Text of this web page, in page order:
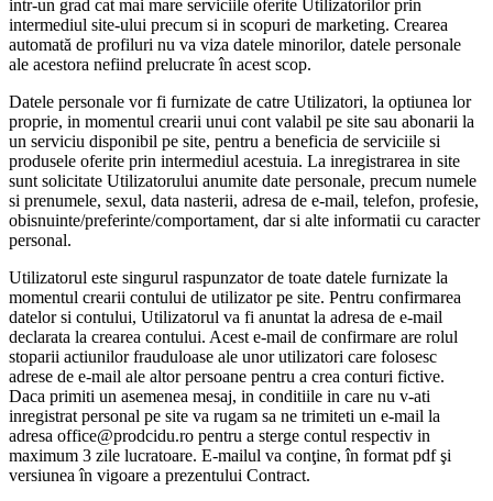
intr-un grad cat mai mare serviciile oferite Utilizatorilor prin
intermediul site-ului precum si in scopuri de marketing. Crearea
automată de profiluri nu va viza datele minorilor, datele personale
ale acestora nefiind prelucrate în acest scop.
Datele personale vor fi furnizate de catre Utilizatori, la optiunea lor
proprie, in momentul crearii unui cont valabil pe site sau abonarii la
un serviciu disponibil pe site, pentru a beneficia de serviciile si
produsele oferite prin intermediul acestuia. La inregistrarea in site
sunt solicitate Utilizatorului anumite date personale, precum numele
si prenumele, sexul, data nasterii, adresa de e-mail, telefon, profesie,
obisnuinte/preferinte/comportament, dar si alte informatii cu caracter
personal.
Utilizatorul este singurul raspunzator de toate datele furnizate la
momentul crearii contului de utilizator pe site. Pentru confirmarea
datelor si contului, Utilizatorul va fi anuntat la adresa de e-mail
declarata la crearea contului. Acest e-mail de confirmare are rolul
stoparii actiunilor frauduloase ale unor utilizatori care folosesc
adrese de e-mail ale altor persoane pentru a crea conturi fictive.
Daca primiti un asemenea mesaj, in conditiile in care nu v-ati
inregistrat personal pe site va rugam sa ne trimiteti un e-mail la
adresa office@prodcidu.ro pentru a sterge contul respectiv in
maximum 3 zile lucratoare. E-mailul va conţine, în format pdf şi
versiunea în vigoare a prezentului Contract.